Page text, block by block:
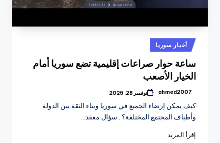
نُشر
في
أخبار سوريا
ساعة حوار صراعات إقليمية تضع سوريا أمام
الخيار الأصعب
تمّ
بواسطة
ahmed2007 نوفمبر 28, 2025
كيف يمكن إرضاء الجميع في سوريا وبناء الثقة بين الدولة
وأطياف المجتمع المختلفة؟.. سؤال معقد…
إقرأ المزيد